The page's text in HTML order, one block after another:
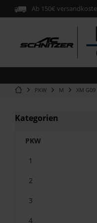
Ab 150€
PKW M XM G09
Kategorien
PKW
1
2
3
4